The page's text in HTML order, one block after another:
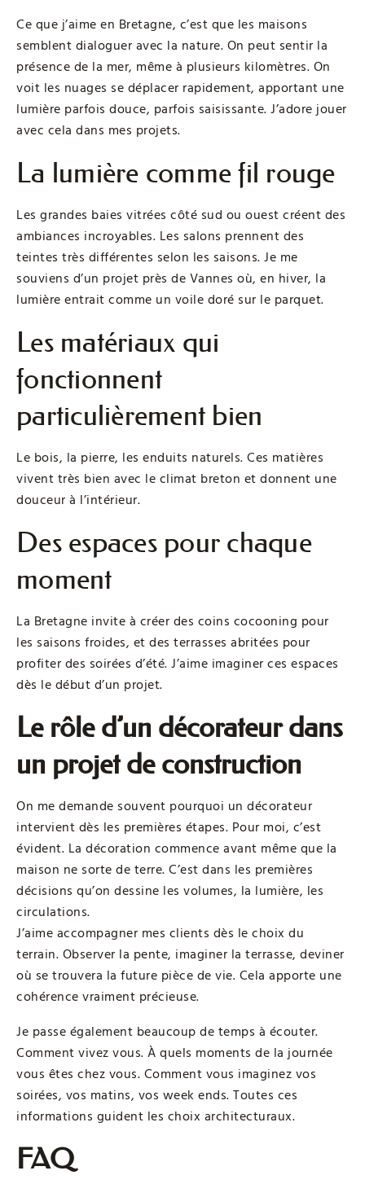
Ce que j’aime en Bretagne, c’est que les maisons
semblent dialoguer avec la nature. On peut sentir la
présence de la mer, même à plusieurs kilomètres. On
voit les nuages se déplacer rapidement, apportant une
lumière parfois douce, parfois saisissante. J’adore jouer
avec cela dans mes projets.
La lumière comme fil rouge
Les grandes baies vitrées côté sud ou ouest créent des
ambiances incroyables. Les salons prennent des
teintes très différentes selon les saisons. Je me
souviens d’un projet près de Vannes où, en hiver, la
lumière entrait comme un voile doré sur le parquet.
Les matériaux qui
fonctionnent
particulièrement bien
Le bois, la pierre, les enduits naturels. Ces matières
vivent très bien avec le climat breton et donnent une
douceur à l’intérieur.
Des espaces pour chaque
moment
La Bretagne invite à créer des coins cocooning pour
les saisons froides, et des terrasses abritées pour
profiter des soirées d’été. J’aime imaginer ces espaces
dès le début d’un projet.
Le rôle d’un décorateur dans
un projet de construction
On me demande souvent pourquoi un décorateur
intervient dès les premières étapes. Pour moi, c’est
évident. La décoration commence avant même que la
maison ne sorte de terre. C’est dans les premières
décisions qu’on dessine les volumes, la lumière, les
circulations.
J’aime accompagner mes clients dès le choix du
terrain. Observer la pente, imaginer la terrasse, deviner
où se trouvera la future pièce de vie. Cela apporte une
cohérence vraiment précieuse.
Je passe également beaucoup de temps à écouter.
Comment vivez vous. À quels moments de la journée
vous êtes chez vous. Comment vous imaginez vos
soirées, vos matins, vos week ends. Toutes ces
informations guident les choix architecturaux.
FAQ